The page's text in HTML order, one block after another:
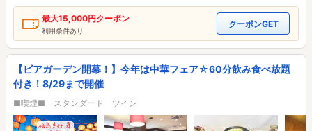
最大15,000円クーポン
利用条件あり
クーポンGET
【ビアガーデン開幕！】今年は中華フェア☆60分飲み食べ放題
付き！8/29まで開催
■喫煙■ スタンダード ツイン